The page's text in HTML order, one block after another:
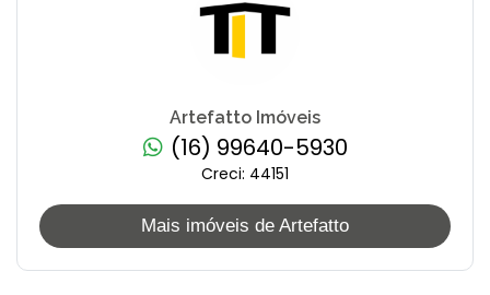
Artefatto Imóveis
(16) 99640-5930
Creci: 44151
Mais imóveis de Artefatto